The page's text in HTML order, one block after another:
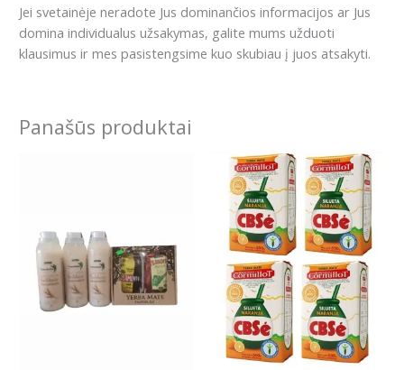
Jei svetainėje neradote Jus dominančios informacijos ar Jus
domina individualus užsakymas, galite mums užduoti
klausimus ir mes pasistengsime kuo skubiau į juos atsakyti.
Panašūs produktai